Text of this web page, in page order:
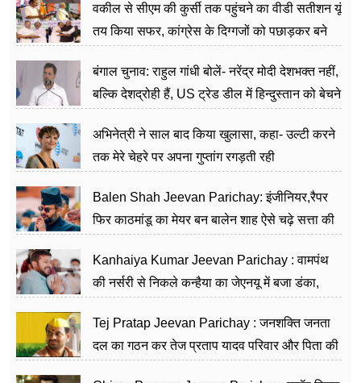
वकील से सीएम की कुर्सी तक पहुंचने का वीडी सतीशन यूं
तय किया सफर, कांग्रेस के दिग्गजों को पछाड़कर बने
बंगाल चुनाव: राहुल गांधी बोलें- नरेंद्र मोदी देशभक्त नहीं,
बल्कि देशद्रोही हैं, US ट्रेड डील में हिन्दुस्तान को बेचने
अभिनेत्री ने साल बाद किया खुलासा, कहा- उल्टी करने
तक मेरे चेहरे पर अपना गुप्तांग रगड़ती रही
Balen Shah Jeevan Parichay: इंजीनियर,रैपर
फिर काठमांडू का मेयर बन बालेन शाह ऐसे चढ़े सत्ता की
Kanhaiya Kumar Jeevan Parichay : वामपंथ
की नर्सरी से निकले कन्हैया का जेएनयू में बजा डंका,
Tej Pratap Jeevan Parichay : जनशक्ति जनता
दल का गठन कर तेज प्रताप यादव परिवार और पिता की